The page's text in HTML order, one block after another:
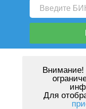
Внимание!
Для